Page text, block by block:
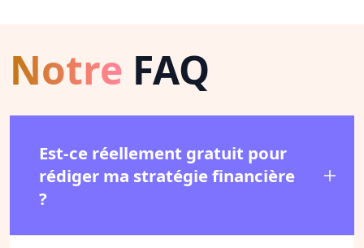
Notre FAQ
Est-ce réellement gratuit pour
rédiger ma stratégie financière
?